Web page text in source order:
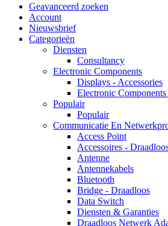
Geavanceerd zoeken
Account
Nieuwsbrief
Categorieën
Diensten
Consultancy
Electronic Components
Displays - Accessories
Electronic Components
Populair
Populair
Communicatie En
Access Point
Accessoires -
Antenne
Antennekabels
Bluetooth
Bridge - Draadloos
Data Switch
Diensten & Garanties
Draadloos Netwerk